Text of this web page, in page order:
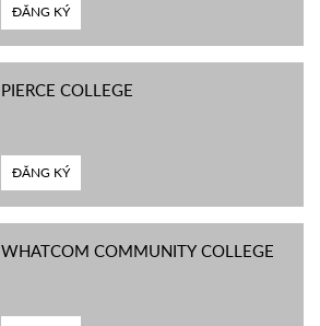
ĐĂNG KÝ
PIERCE COLLEGE
ĐĂNG KÝ
WHATCOM COMMUNITY COLLEGE